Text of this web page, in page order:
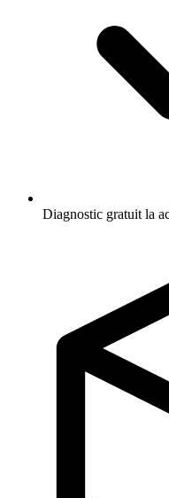
Diagnostic gratuit la